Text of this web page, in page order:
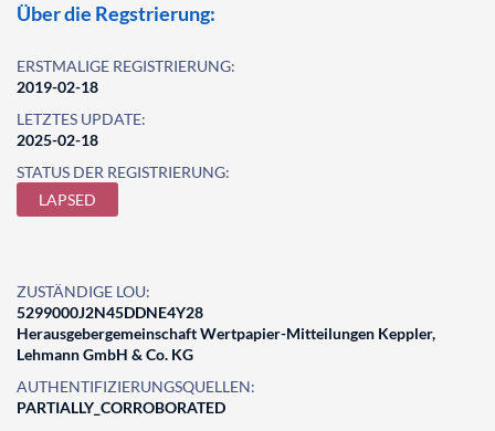
Über die Regstrierung:
ERSTMALIGE REGISTRIERUNG:
2019-02-18
LETZTES UPDATE:
2025-02-18
STATUS DER REGISTRIERUNG:
LAPSED
ZUSTÄNDIGE LOU:
5299000J2N45DDNE4Y28
Herausgebergemeinschaft Wertpapier-Mitteilungen Keppler,
Lehmann GmbH & Co. KG
AUTHENTIFIZIERUNGSQUELLEN:
PARTIALLY_CORROBORATED